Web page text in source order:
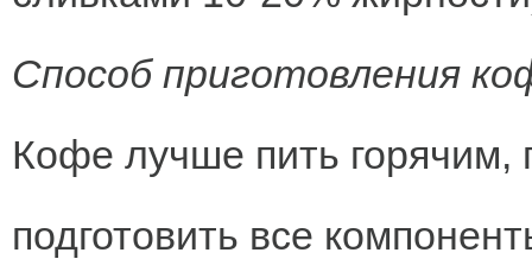
Способ приготовления
Кофе лучше пить горячим,
подготовить все